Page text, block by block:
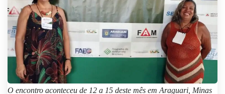
O encontro aconteceu de 12 a 15 deste mês em Araguari, Minas